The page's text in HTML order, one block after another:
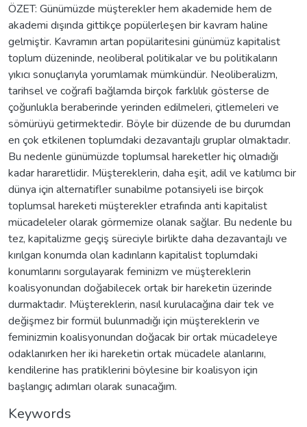
ÖZET: Günümüzde müşterekler hem akademide hem de
akademi dışında gittikçe popülerleşen bir kavram haline
gelmiştir. Kavramın artan popülaritesini günümüz kapitalist
toplum düzeninde, neoliberal politikalar ve bu politikaların
yıkıcı sonuçlarıyla yorumlamak mümkündür. Neoliberalizm,
tarihsel ve coğrafi bağlamda birçok farklılık gösterse de
çoğunlukla beraberinde yerinden edilmeleri, çitlemeleri ve
sömürüyü getirmektedir. Böyle bir düzende de bu durumdan
en çok etkilenen toplumdaki dezavantajlı gruplar olmaktadır.
Bu nedenle günümüzde toplumsal hareketler hiç olmadığı
kadar hararetlidir. Müştereklerin, daha eşit, adil ve katılımcı bir
dünya için alternatifler sunabilme potansiyeli ise birçok
toplumsal hareketi müşterekler etrafında anti kapitalist
mücadeleler olarak görmemize olanak sağlar. Bu nedenle bu
tez, kapitalizme geçiş süreciyle birlikte daha dezavantajlı ve
kırılgan konumda olan kadınların kapitalist toplumdaki
konumlarını sorgulayarak feminizm ve müştereklerin
koalisyonundan doğabilecek ortak bir hareketin üzerinde
durmaktadır. Müştereklerin, nasıl kurulacağına dair tek ve
değişmez bir formül bulunmadığı için müştereklerin ve
feminizmin koalisyonundan doğacak bir ortak mücadeleye
odaklanırken her iki hareketin ortak mücadele alanlarını,
kendilerine has pratiklerini böylesine bir koalisyon için
başlangıç adımları olarak sunacağım.
Keywords